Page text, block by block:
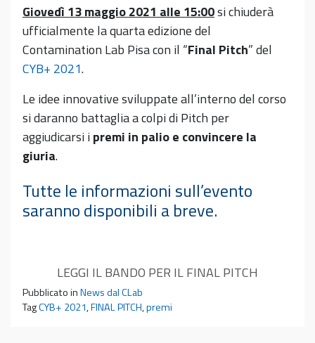
Giovedì 13 maggio 2021 alle 15:00si chiuderà
ufficialmente la quarta edizione del
Contamination Lab Pisa con il “Final Pitch” del
CYB+ 2021.
Le idee innovative sviluppate all’interno del corso
si daranno battaglia a colpi di Pitch per
aggiudicarsi ipremi in palio e convincere la
giuria.
Tutte le informazioni sull’evento
saranno disponibili a breve.
LEGGI IL BANDO PER IL FINAL PITCH
Pubblicato inNews dal CLab
TagCYB+ 2021,FINAL PITCH,premi